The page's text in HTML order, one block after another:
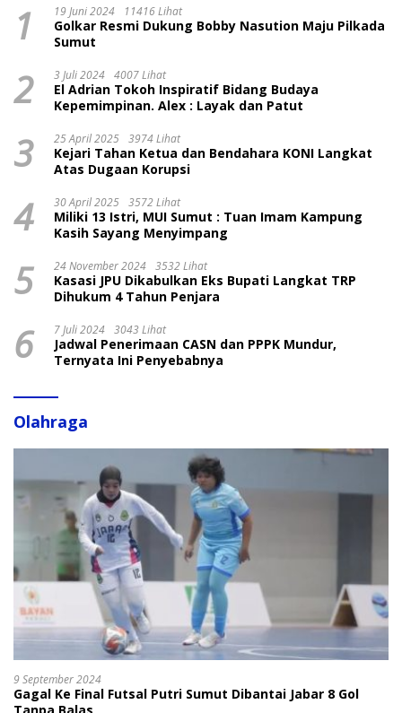
1 19 Juni 2024 11416 Lihat
Golkar Resmi Dukung Bobby Nasution Maju Pilkada
Sumut
2 3 Juli 2024 4007 Lihat
El Adrian Tokoh Inspiratif Bidang Budaya
Kepemimpinan. Alex : Layak dan Patut
3 25 April 2025 3974 Lihat
Kejari Tahan Ketua dan Bendahara KONI Langkat
Atas Dugaan Korupsi
4 30 April 2025 3572 Lihat
Miliki 13 Istri, MUI Sumut : Tuan Imam Kampung
Kasih Sayang Menyimpang
5 24 November 2024 3532 Lihat
Kasasi JPU Dikabulkan Eks Bupati Langkat TRP
Dihukum 4 Tahun Penjara
6 7 Juli 2024 3043 Lihat
Jadwal Penerimaan CASN dan PPPK Mundur,
Ternyata Ini Penyebabnya
Olahraga
9 September 2024
Gagal Ke Final Futsal Putri Sumut Dibantai Jabar 8 Gol
Tanpa Balas